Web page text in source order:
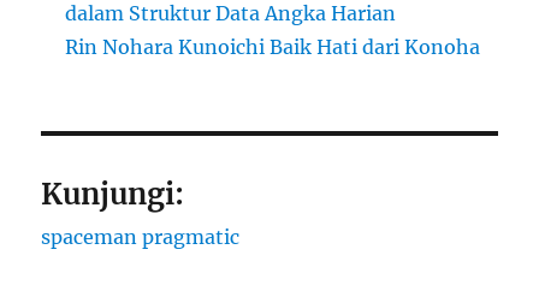
dalam Struktur Data Angka Harian
Rin Nohara Kunoichi Baik Hati dari Konoha
Kunjungi:
spaceman pragmatic